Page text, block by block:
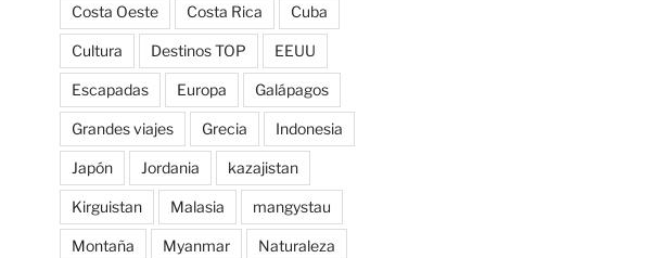
Costa Oeste Costa Rica Cuba
Cultura Destinos TOP EEUU
Escapadas Europa Galápagos
Grandes viajes Grecia Indonesia
Japón Jordania kazajistan
Kirguistan Malasia mangystau
Montaña Myanmar Naturaleza